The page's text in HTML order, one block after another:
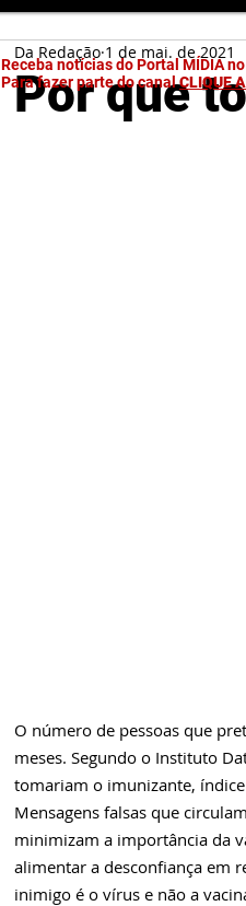
Por que
Da Redação 1 de mai. de 2021
O número de pessoas que
meses. Segundo o Instituto
tomariam o imunizante,
Mensagens falsas que
minimizam a importância da
alimentar a desconfiança em
inimigo é o vírus e não a
Receba notícias do Portal MÍDIA
Para fazer parte do canalCLIQUE